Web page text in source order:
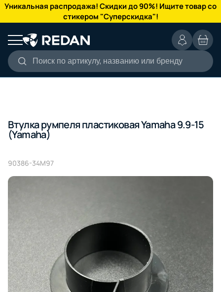
Уникальная распродажа! Скидки до 90%! Ищите товар со
стикером "Суперскидка"!
Поиск по артикулу, названию или бренду
КАТАЛОГ
Втулка румпеля пластиковая Yamaha 9.9-15
(Yamaha)
90386-34M97